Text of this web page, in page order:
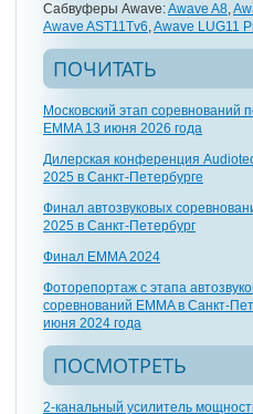
Сабвуферы Awave:Awave A8,
Awave AST11Tv6,Awave LUG11
ПОЧИТАТЬ
Московский этап соревнований
EMMA 13 июня 2026 года
Дилерская конференция
2025 в Санкт-Петербурге
Финал автозвуковых
2025 в Санкт-Петербург
Финал EMMA 2024
Фоторепортаж с этапа
соревнований EMMA в Санкт-
июня 2024 года
ПОСМОТРЕТЬ
2-канальный усилитель